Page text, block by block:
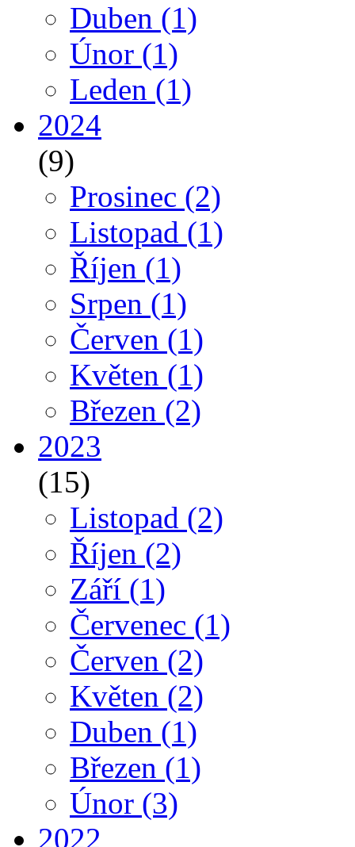
Duben (1)
Únor (1)
Leden (1)
2024
(9)
Prosinec (2)
Listopad (1)
Říjen (1)
Srpen (1)
Červen (1)
Květen (1)
Březen (2)
2023
(15)
Listopad (2)
Říjen (2)
Září (1)
Červenec (1)
Červen (2)
Květen (2)
Duben (1)
Březen (1)
Únor (3)
2022